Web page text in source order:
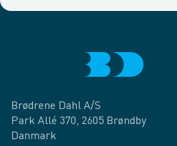
Brødrene Dahl A/S
Park Allé 370, 2605 Brøndby
Danmark